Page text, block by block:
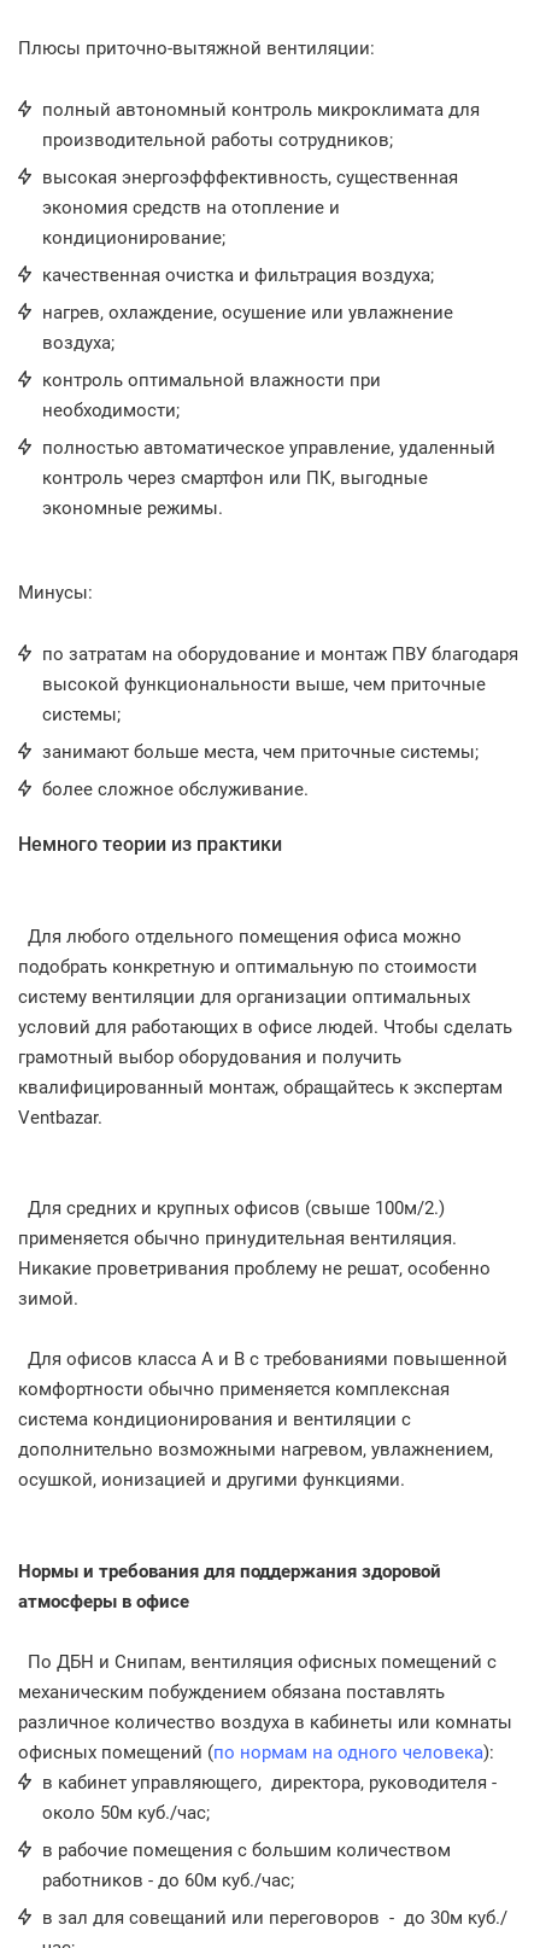
Плюсы приточно-вытяжной вентиляции:
полный автономный контроль микроклимата для
производительной работы сотрудников;
высокая энергоэфффективность, существенная
экономия средств на отопление и
кондиционирование;
качественная очистка и фильтрация воздуха;
нагрев, охлаждение, осушение или увлажнение
воздуха;
контроль оптимальной влажности при
необходимости;
полностью автоматическое управление, удаленный
контроль через смартфон или ПК, выгодные
экономные режимы.
Минусы:
по затратам на оборудование и монтаж ПВУ благодаря
высокой функциональности выше, чем приточные
системы;
занимают больше места, чем приточные системы;
более сложное обслуживание.
Немного теории из практики
Для любого отдельного помещения офиса можно
подобрать конкретную и оптимальную по стоимости
систему вентиляции для организации оптимальных
условий для работающих в офисе людей. Чтобы сделать
грамотный выбор оборудования и получить
квалифицированный монтаж, обращайтесь к экспертам
Ventbazar.
Для средних и крупных офисов (свыше 100м/2.)
применяется обычно принудительная вентиляция.
Никакие проветривания проблему не решат, особенно
зимой.
Для офисов класса А и В с требованиями повышенной
комфортности обычно применяется комплексная
система кондиционирования и вентиляции с
дополнительно возможными нагревом, увлажнением,
осушкой, ионизацией и другими функциями.
Нормы и требования для поддержания здоровой
атмосферы в офисе
По ДБН и Снипам, вентиляция офисных помещений с
механическим побуждением обязана поставлять
различное количество воздуха в кабинеты или комнаты
офисных помещений (по нормам на одного человека):
в кабинет управляющего, директора, руководителя -
около 50м куб./час;
в рабочие помещения с большим количеством
работников - до 60м куб./час;
в зал для совещаний или переговоров - до 30м куб./